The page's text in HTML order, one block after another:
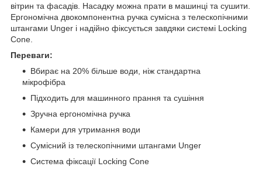
вітрин та фасадів. Насадку можна прати в машинці та сушити.
Ергономічна двокомпонентна ручка сумісна з телескопічними
штангами Unger і надійно фіксується завдяки системі Locking
Cone.
Переваги:
Вбирає на 20% більше води, ніж стандартна
мікрофібра
Підходить для машинного прання та сушіння
Зручна ергономічна ручка
Камери для утримання води
Сумісний із телескопічними штангами Unger
Система фіксації Locking Cone